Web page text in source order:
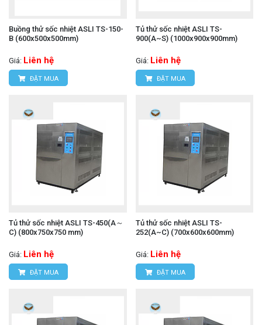
Buồng thử sốc nhiệt ASLI TS-150-
B (600x500x500mm)
Giá: Liên hệ
ĐẶT MUA
Tủ thử sốc nhiệt ASLI TS-
900(A~S) (1000x900x900mm)
Giá: Liên hệ
ĐẶT MUA
Tủ thử sốc nhiệt ASLI TS-450(A～
C) (800x750x750 mm)
Giá: Liên hệ
ĐẶT MUA
Tủ thử sốc nhiệt ASLI TS-
252(A~C) (700x600x600mm)
Giá: Liên hệ
ĐẶT MUA